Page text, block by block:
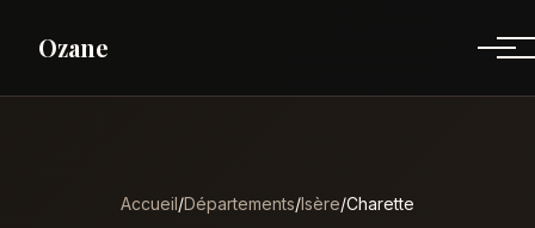
Ozane
Accueil/Départements/Isère/Charette